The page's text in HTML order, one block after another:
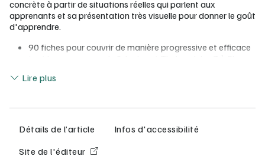
concrète à partir de situations réelles qui parlent aux
apprenants et sa présentation très visuelle pour donner le goût
d'apprendre.
90 fiches pour couvrir de manière progressive et efficace
tout le programme de 2de, 1re et Tle (modules 3 à 5)
d'intérêt des apprenants (Disneyland, Fortnite, Haribo,
« Je retiens » : des synthèses visuelles pour mémoriser
l'essentiel
« Méthodo » : 7 fiches guidées + des applications
« Je révise » : des entraînements sous forme de jeux
Lire plus
Détails de l’article
Infos d'accessibilité
Site de l'éditeur